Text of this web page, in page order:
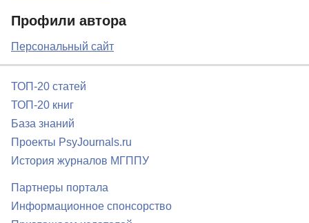
Публикации
Профили автора
Персональный сайт
ТОП-20 статей
ТОП-20 книг
База знаний
Проекты PsyJournals.ru
История журналов МГППУ
Партнеры портала
Информационное спонсорство